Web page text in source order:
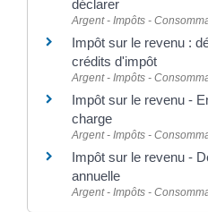
déclarer
Argent - Impôts -
Impôt sur le revenu :
crédits d'impôt
Argent - Impôts -
Impôt sur le revenu -
charge
Argent - Impôts -
Impôt sur le revenu -
annuelle
Argent - Impôts -